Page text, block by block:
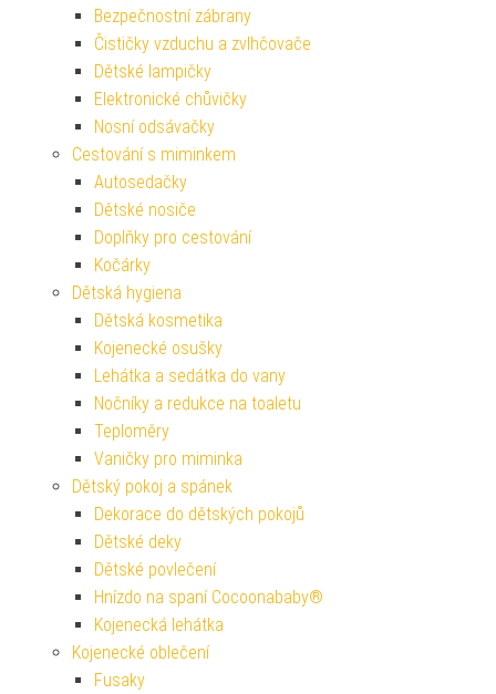
Bezpečnostní zábrany
Čističky vzduchu a zvlhčovače
Dětské lampičky
Elektronické chůvičky
Nosní odsávačky
Cestování s miminkem
Autosedačky
Dětské nosiče
Doplňky pro cestování
Kočárky
Dětská hygiena
Dětská kosmetika
Kojenecké osušky
Lehátka a sedátka do vany
Nočníky a redukce na toaletu
Teploměry
Vaničky pro miminka
Dětský pokoj a spánek
Dekorace do dětských pokojů
Dětské deky
Dětské povlečení
Hnízdo na spaní Cocoonababy®
Kojenecká lehátka
Kojenecké oblečení
Fusaky